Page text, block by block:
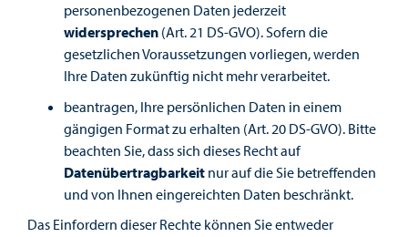
personenbezogenen Daten jederzeit
widersprechen (Art. 21 DS-GVO). Sofern die
gesetzlichen Voraussetzungen vorliegen, werden
Ihre Daten zukünftig nicht mehr verarbeitet.
beantragen, Ihre persönlichen Daten in einem
gängigen Format zu erhalten (Art. 20 DS-GVO). Bitte
beachten Sie, dass sich dieses Recht auf
Datenübertragbarkeit nur auf die Sie betreffenden
und von Ihnen eingereichten Daten beschränkt.
Das Einfordern dieser Rechte können Sie entweder